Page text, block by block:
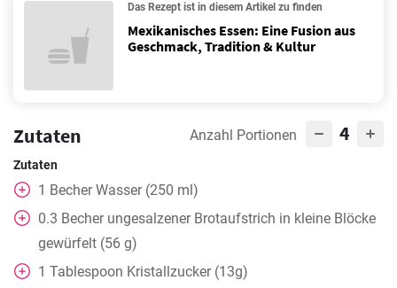
Das Rezept ist in diesem Artikel zu finden
Mexikanisches Essen: Eine Fusion aus
Geschmack, Tradition & Kultur
Zutaten Anzahl Portionen 4
Zutaten
1 Becher Wasser (250 ml)
0.3 Becher ungesalzener Brotaufstrich in kleine Blöcke
gewürfelt (56 g)
1 Tablespoon Kristallzucker (13g)